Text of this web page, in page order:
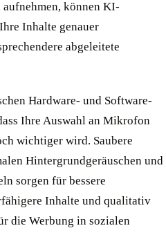
können KI-
Inhalte genauer
abgeleitete
Hardware- und Software-
Ihre Auswahl an Mikrofon
wichtiger wird. Saubere
Hintergrundgeräuschen und
sorgen für bessere
Inhalte und qualitativ
die Werbung in sozialen